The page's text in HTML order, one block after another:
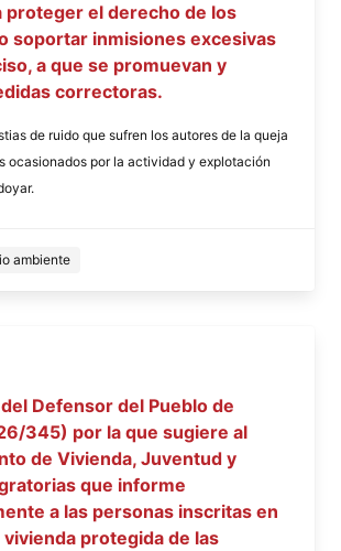
proteger el derecho de los
soportar inmisiones excesivas
a que se promuevan y
correctoras.
de ruido que sufren los autores de la queja
ocasionados por la actividad y explotación
ambiente
Defensor del Pueblo de
345) por la que sugiere al
de Vivienda, Juventud y
que informe
a las personas inscritas en
protegida de las